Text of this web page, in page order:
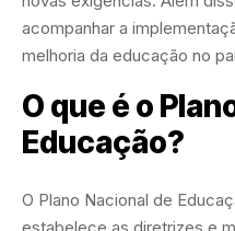
acompanhar a
melhoria da educação no
O que é o
Educação?
O Plano Nacional de